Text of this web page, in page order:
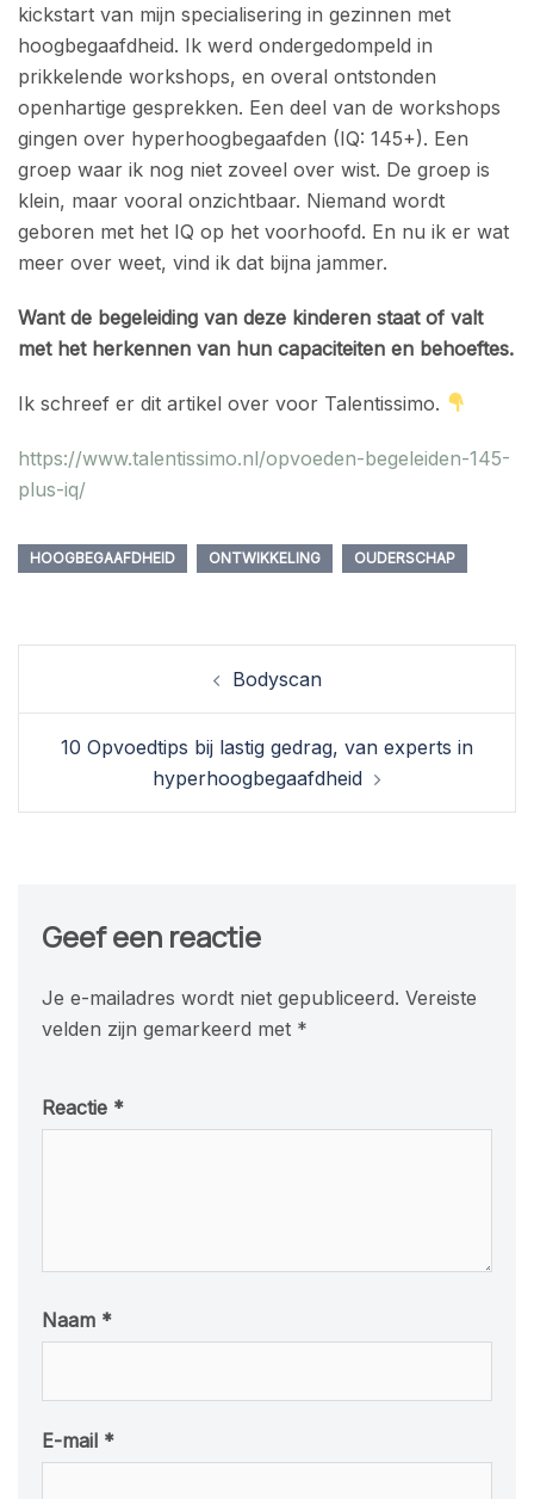
kickstart van mijn specialisering in gezinnen met
hoogbegaafdheid. Ik werd ondergedompeld in
prikkelende workshops, en overal ontstonden
openhartige gesprekken. Een deel van de workshops
gingen over hyperhoogbegaafden (IQ: 145+). Een
groep waar ik nog niet zoveel over wist. De groep is
klein, maar vooral onzichtbaar. Niemand wordt
geboren met het IQ op het voorhoofd. En nu ik er wat
meer over weet, vind ik dat bijna jammer.
Want de begeleiding van deze kinderen staat of valt
met het herkennen van hun capaciteiten en behoeftes.
Ik schreef er dit artikel over voor Talentissimo.
https://www.talentissimo.nl/opvoeden-begeleiden-145-
plus-iq/
HOOGBEGAAFDHEID ONTWIKKELING OUDERSCHAP
BerichtnavigatieBodyscan
10 Opvoedtips bij lastig gedrag, van experts in
hyperhoogbegaafdheid
Geef een reactie
Je e-mailadres wordt niet gepubliceerd. Vereiste
velden zijn gemarkeerd met *
Reactie *
Naam *
E-mail *